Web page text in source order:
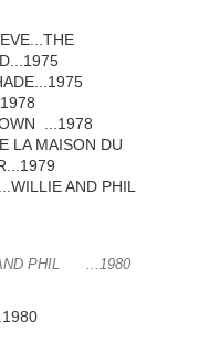
...1978
LA MAISON DU
...WILLIE AND PHIL
AND PHIL ...1980